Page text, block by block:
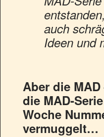
auch
Ideen und
Aber die
die MAD-
Woche
vermuggelt…